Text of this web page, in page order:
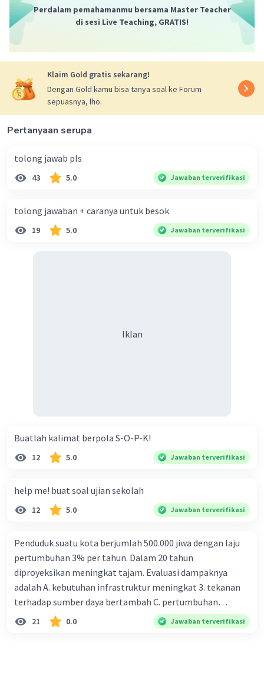
Iklan
Perdalam pemahamanmu bersama Master Teacher
di sesi Live Teaching, GRATIS!
Klaim Gold gratis sekarang!
Dengan Gold kamu bisa tanya soal ke Forum
sepuasnya, lho.
Pertanyaan serupa
tolong jawab pls
43 5.0 Jawaban terverifikasi
tolong jawaban + caranya untuk besok
19 5.0 Jawaban terverifikasi
Iklan
Buatlah kalimat berpola S-O-P-K!
12 5.0 Jawaban terverifikasi
help me! buat soal ujian sekolah
12 5.0 Jawaban terverifikasi
Penduduk suatu kota berjumlah 500.000 jiwa dengan laju
pertumbuhan 3% per tahun. Dalam 20 tahun
diproyeksikan meningkat tajam. Evaluasi dampaknya
adalah A. kebutuhan infrastruktur meningkat 3. tekanan
terhadap sumber daya bertambah C. pertumbuhan
eksponensial berdampak jangka panjang D. tidak
memengaruhi tata ruang E. proyeksi penduduk penting
21 0.0 Jawaban terverifikasi